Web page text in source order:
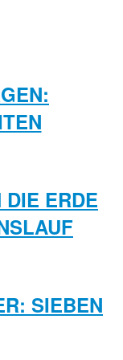
DIE ERDE
SIEBEN